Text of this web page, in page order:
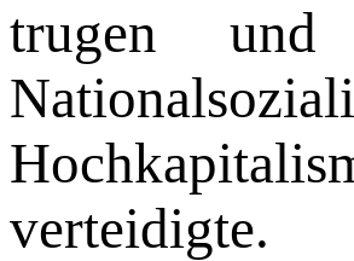
trugen
verteidigte.